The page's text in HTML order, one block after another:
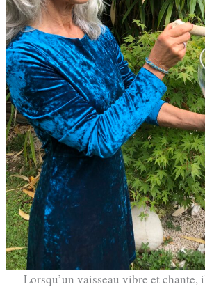
Lorsqu’un vaisseau vibre et chante,